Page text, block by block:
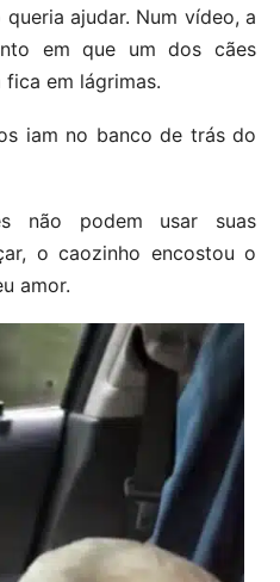
ajudar. Num vídeo, a
em que um dos cães
em lágrimas.
iam no banco de trás do
não podem usar suas
o caozinho encostou o
amor.